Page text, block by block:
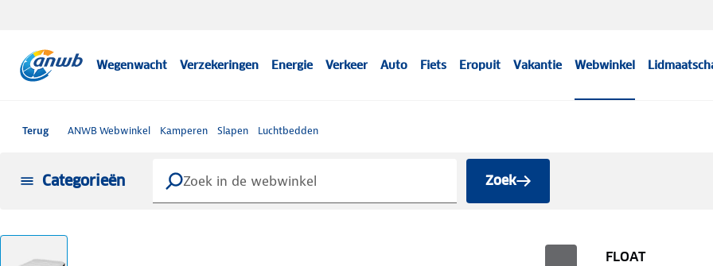
Wegenwacht Verzekeringen Energie Verkeer Auto Fiets Eropuit Vakantie Webwinkel
Terug ANWB Webwinkel Kamperen Slapen Luchtbedden
Categorieën Zoek
FLOAT